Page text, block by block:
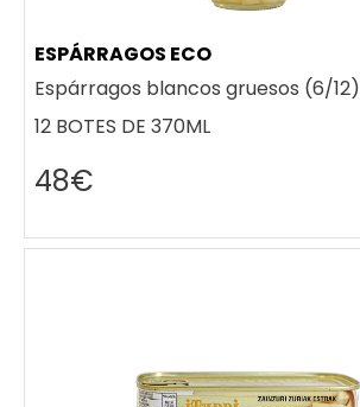
ESPÁRRAGOS ECO
Espárragos blancos gruesos (6/12)
12 BOTES DE 370ML
48€